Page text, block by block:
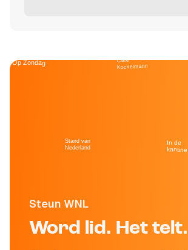
Steun WNL
Word lid. Het telt.
Op Zondag
Stand van
Nederland
Café
Kockelmann
In de
kantine